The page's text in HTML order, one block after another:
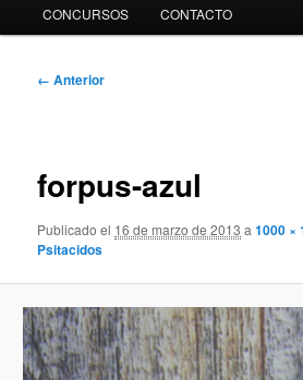
CONCURSOS CONTACTO
Navegador
← Anterior
forpus-azul
Publicado el 16 de marzo de 2013 a1000 ×
Psitacidos